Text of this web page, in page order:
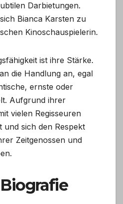
Darbietungen.
Bianca Karsten zu
Kinoschauspielerin.
ist ihre Stärke.
die Handlung an, egal
ernste oder
Aufgrund ihrer
vielen Regisseuren
und sich den Respekt
Zeitgenossen und